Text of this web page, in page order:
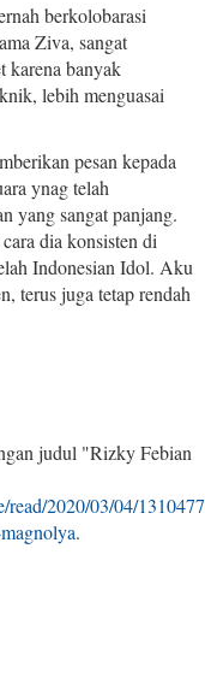
berkolobarasi
Ziva, sangat
karena banyak
lebih menguasai
pesan kepada
ynag telah
yang sangat panjang.
dia konsisten di
Indonesian Idol. Aku
terus juga tetap rendah
judul "Rizky Febian
2020/03/04/
.